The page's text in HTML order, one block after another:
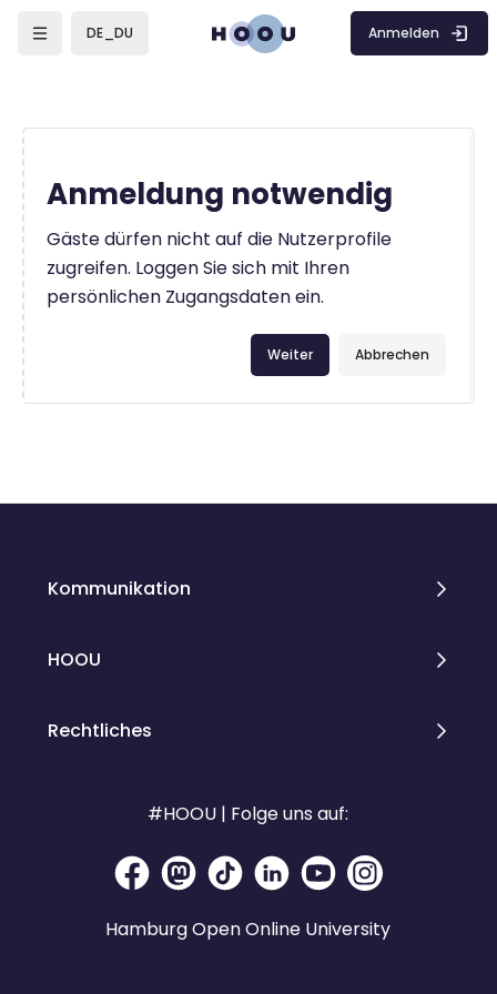
DE_DU Anmelden
Anmeldung notwendig
Gäste dürfen nicht auf die Nutzerprofile
zugreifen. Loggen Sie sich mit Ihren
persönlichen Zugangsdaten ein.
Abbrechen
Weiter
Kommunikation
HOOU
Rechtliches
#HOOU | Folge uns auf:
Hamburg Open Online University